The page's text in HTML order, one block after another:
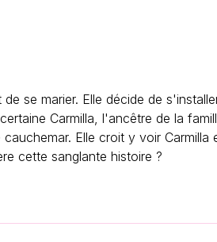
se marier. Elle décide de
Carmilla, l'ancêtre de la
Elle croit y voir
cette sanglante histoire ?